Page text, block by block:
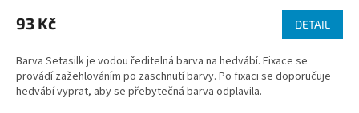
93 Kč DETAIL
Barva Setasilk je vodou ředitelná barva na hedvábí. Fixace se
provádí zažehlováním po zaschnutí barvy. Po fixaci se doporučuje
hedvábí vyprat, aby se přebytečná barva odplavila.